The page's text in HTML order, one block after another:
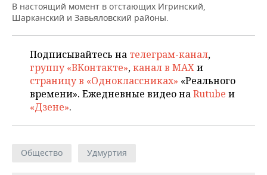
В настоящий момент в отстающих Игринский,
Шарканский и Завьяловский районы.
Подписывайтесь на телеграм-канал,
группу «ВКонтакте»,канал в MAXи
страницу в «Одноклассниках» «Реального
времени». Ежедневные видео наRutube и
«Дзене».
Общество Удмуртия